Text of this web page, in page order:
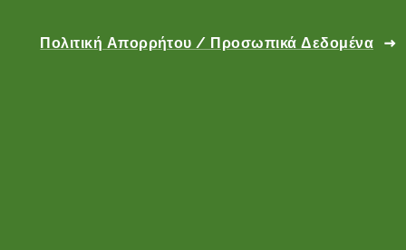
Πολιτική Απορρήτου / Προσωπικά Δεδομένα